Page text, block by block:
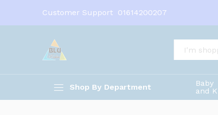
Customer Support 01614200207
Shop By Department
Baby
and
Description